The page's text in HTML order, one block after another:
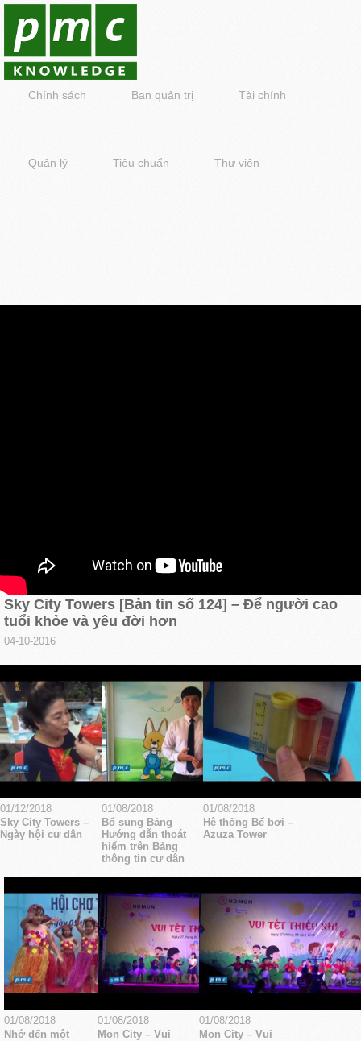
Chính sách Ban quản trị Tài chính
Quản lý Tiêu chuẩn Thư viện
Sky City Towers [Bản tin số 124] – Để người cao
tuổi khỏe và yêu đời hơn
04-10-2016
01/12/2018
Sky City Towers –
Ngày hội cư dân
01/08/2018
Bổ sung Bảng
Hướng dẫn thoát
hiểm trên Bảng
thông tin cư dân
01/08/2018
Hệ thống Bể bơi –
Azuza Tower
01/08/2018
Nhớ đến một
01/08/2018
Mon City – Vui
01/08/2018
Mon City – Vui